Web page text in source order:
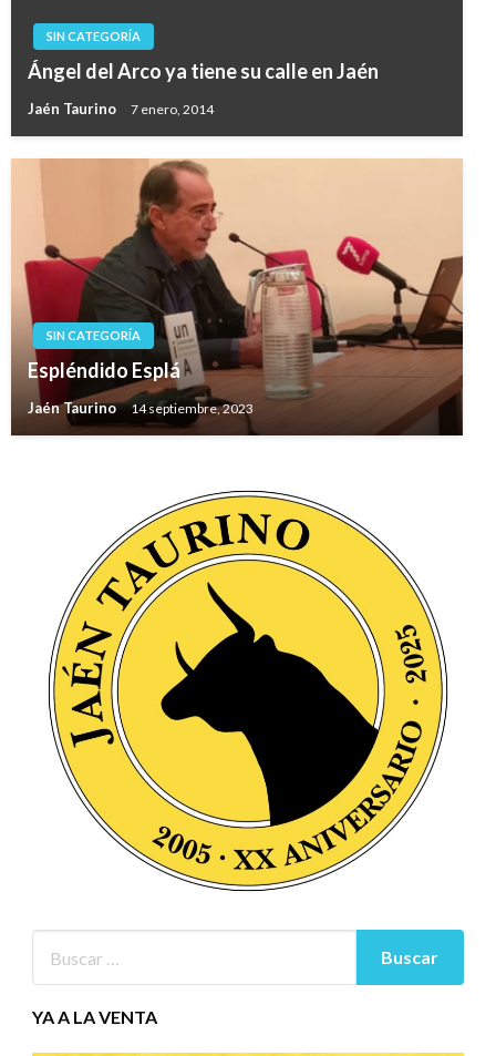
SIN CATEGORÍA
Ángel del Arco ya tiene su calle en Jaén
Jaén Taurino 7 enero, 2014
SIN CATEGORÍA
Espléndido Esplá
Jaén Taurino 14 septiembre, 2023
YA A LA VENTA